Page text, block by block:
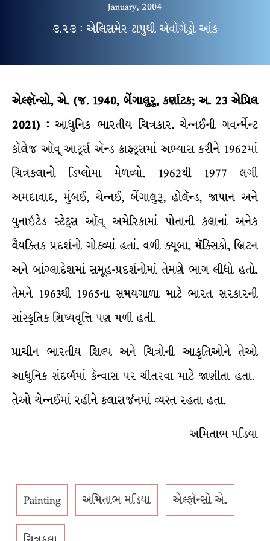
January, 2004
૩.૨૩ : એલિસમેર ટાપુથી ઍવૉગૅડ્રો આંક
એલ્ફૉન્સો, એ. (જ. 1940, બેંગાલુરુ, કર્ણાટક; અ. 23 એપ્રિલ
2021) : આધુનિક ભારતીય ચિત્રકાર. ચેન્નઈની ગવર્ન્મેન્ટ
કૉલેજ ઑવ્ આર્ટ્સ ઍન્ડ ક્રાફ્ટ્સમાં અભ્યાસ કરીને 1962માં
ચિત્રકલાનો ડિપ્લોમા મેળવ્યો. 1962થી 1977 લગી
અમદાવાદ, મુંબઈ, ચેન્નઈ, બેંગાલુરૂ, હોલૅન્ડ, જાપાન અને
યુનાઇટેડ સ્ટેટ્સ ઑવ્ અમેરિકામાં પોતાની કલાનાં અનેક
વૈયક્તિક પ્રદર્શનો ગોઠવ્યાં હતાં. વળી ક્યૂબા, મૅક્સિકો, બ્રિટન
અને બાંગ્લાદેશમાં સમૂહ-પ્રદર્શનોમાં તેમણે ભાગ લીધો હતો.
તેમને 1963થી 1965ના સમયગાળા માટે ભારત સરકારની
સાંસ્કૃતિક શિષ્યવૃત્તિ પણ મળી હતી.
પ્રાચીન ભારતીય શિલ્પ અને ચિત્રોની આકૃતિઓને તેઓ
આધુનિક સંદર્ભમાં કૅન્વાસ પર ચીતરવા માટે જાણીતા હતા.
તેઓ ચેન્નઈમાં રહીને કલાસર્જનમાં વ્યસ્ત રહતા હતા.
અમિતાભ મડિયા
Painting અમિતાભ મડિયા એલ્ફૉન્સો એ.